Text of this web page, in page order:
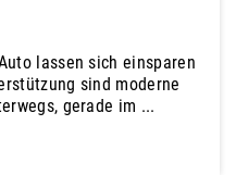
lassen sich einsparen
sind moderne
gerade im ...